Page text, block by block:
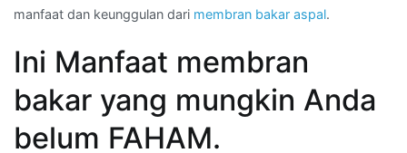
manfaat dan keunggulan dari membran bakar aspal.
Ini Manfaat membran
bakar yang mungkin Anda
belum FAHAM.